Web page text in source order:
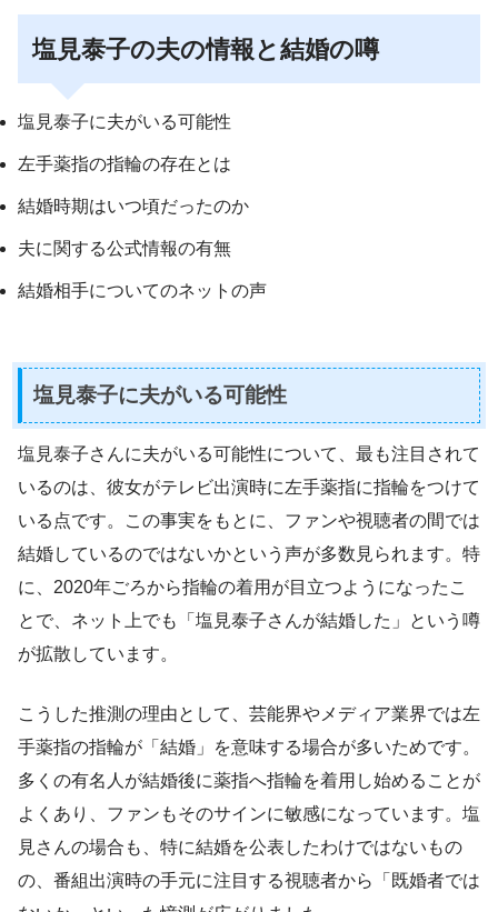
塩見泰子の夫の情報と結婚の噂
塩見泰子に夫がいる可能性
左手薬指の指輪の存在とは
結婚時期はいつ頃だったのか
夫に関する公式情報の有無
結婚相手についてのネットの声
塩見泰子に夫がいる可能性
塩見泰子さんに夫がいる可能性について、最も注目されて
いるのは、彼女がテレビ出演時に左手薬指に指輪をつけて
いる点です。この事実をもとに、ファンや視聴者の間では
結婚しているのではないかという声が多数見られます。特
に、2020年ごろから指輪の着用が目立つようになったこ
とで、ネット上でも「塩見泰子さんが結婚した」という噂
が拡散しています。
こうした推測の理由として、芸能界やメディア業界では左
手薬指の指輪が「結婚」を意味する場合が多いためです。
多くの有名人が結婚後に薬指へ指輪を着用し始めることが
よくあり、ファンもそのサインに敏感になっています。塩
見さんの場合も、特に結婚を公表したわけではないもの
の、番組出演時の手元に注目する視聴者から「既婚者では